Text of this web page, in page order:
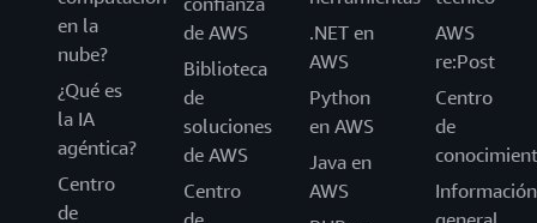
en la
nube?
¿Qué es
la IA
agéntica?
Centro
de
de AWS
Biblioteca
de
soluciones
de AWS
Centro
.NET en
AWS
Python
en AWS
Java en
AWS
AWS
re:Post
Centro
de
Información